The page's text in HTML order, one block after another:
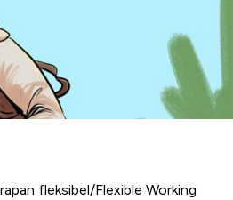
fleksibel/Flexible Working